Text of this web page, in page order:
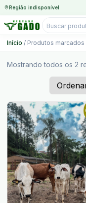
Região indisponível
Pesquisar
Início / Produtos marcados
Mostrando todos os 2